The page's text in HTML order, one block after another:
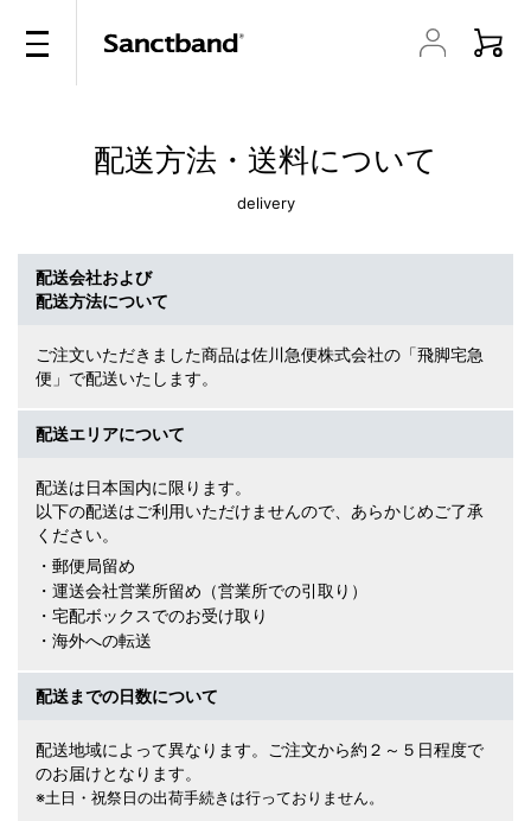
配送方法・送料について
delivery
配送会社および
配送方法について
ご注文いただきました商品は佐川急便株式会社の「飛脚宅急
便」で配送いたします。
配送エリアについて
配送は日本国内に限ります。
以下の配送はご利用いただけませんので、あらかじめご了承
ください。
・郵便局留め
・運送会社営業所留め（営業所での引取り）
・宅配ボックスでのお受け取り
・海外への転送
配送までの日数について
配送地域によって異なります。ご注文から約２～５日程度で
のお届けとなります。
※土日・祝祭日の出荷手続きは行っておりません。